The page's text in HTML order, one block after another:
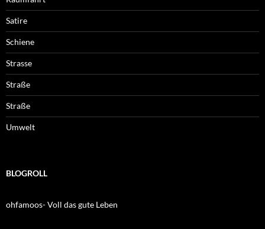
Satire
Schiene
Strasse
Straße
Straße
Umwelt
BLOGROLL
ohfamoos- Voll das gute Leben